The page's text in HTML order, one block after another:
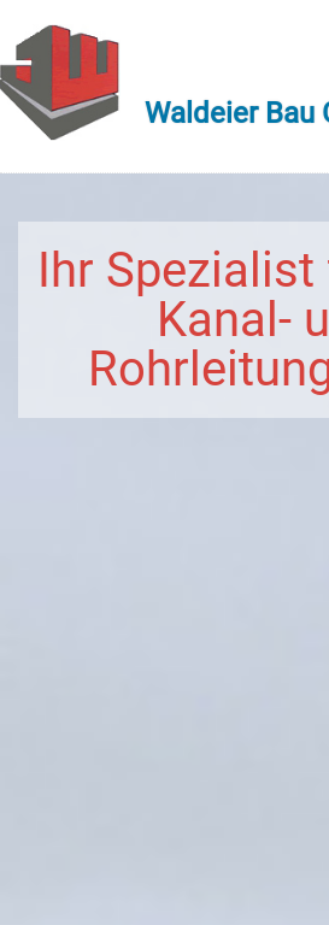
Waldeier Bau
Ihr Spezialist
Kanal-